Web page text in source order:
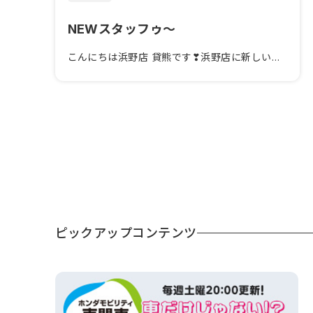
NEWスタッフゥ～
こんにちは浜野店 貸熊です❣浜野店に新しい仲間が増えました！スリラ...
ピックアップコンテンツ